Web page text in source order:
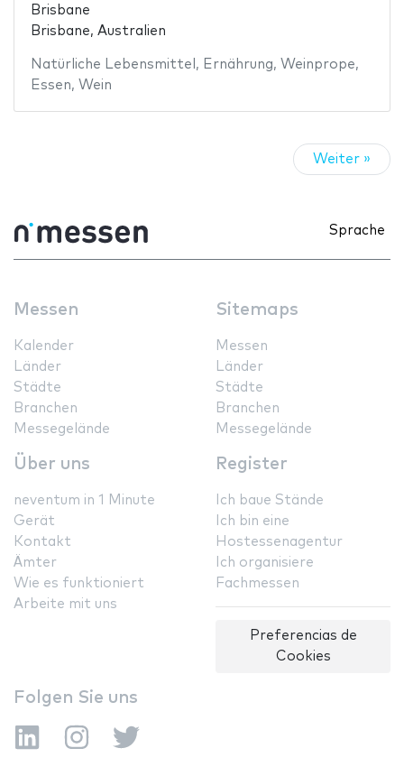
Brisbane
Brisbane, Australien
Natürliche Lebensmittel , Ernährung, Weinprope,
Essen, Wein
Weiter »
Sprache
Messen
Kalender
Länder
Städte
Branchen
Messegelände
Sitemaps
Messen
Länder
Städte
Branchen
Messegelände
Über uns
neventum in 1 Minute
Gerät
Kontakt
Ämter
Wie es funktioniert
Arbeite mit uns
Register
Ich baue Stände
Ich bin eine
Hostessenagentur
Ich organisiere
Fachmessen
Preferencias de
Cookies
Folgen Sie uns